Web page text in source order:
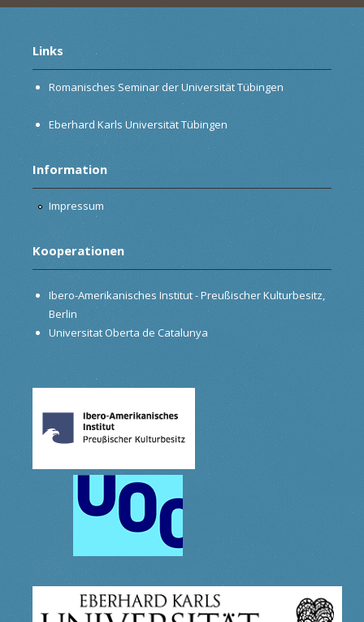
Links
Romanisches Seminar der Universität Tübingen
Eberhard Karls Universität Tübingen
Information
Impressum
Kooperationen
Ibero-Amerikanisches Institut - Preußischer Kulturbesitz,
Berlin
Universitat Oberta de Catalunya